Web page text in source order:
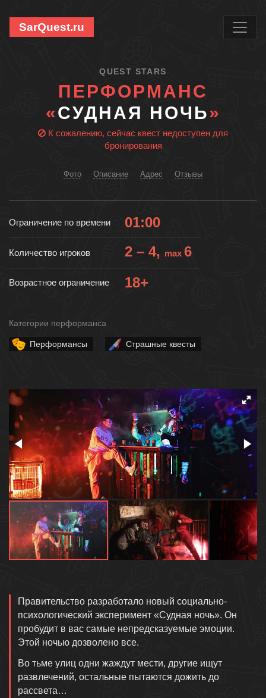
SarQuest.ru
QUEST STARS
ПЕРФОРМАНС
«СУДНАЯ НОЧЬ»
К сожалению, сейчас квест недоступен для
бронирования
Фото Описание Адрес Отзывы
Ограничение по времени 01:00
Количество игроков 2 – 4, max 6
Возрастное ограничение 18+
Категории перформанса
Перформансы Страшные квесты
Описание
Правительство разработало новый социально-
психологический эксперимент «Судная ночь». Он
пробудит в вас самые непредсказуемые эмоции.
Этой ночью дозволено все.
Во тьме улиц одни жаждут мести, другие ищут
развлечений, остальные пытаются дожить до
рассвета…